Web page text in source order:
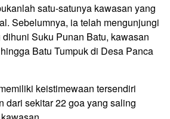
satu-satunya kawasan yang
Sebelumnya, ia telah mengunjungi
Suku Punan Batu, kawasan
Batu Tumpuk di Desa Panca
keistimewaan tersendiri
dari sekitar 22 goa yang saling